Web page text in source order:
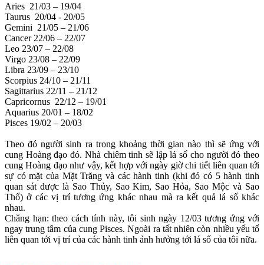
Aries 21/03 – 19/04
Taurus 20/04 - 20/05
Gemini 21/05 – 21/06
Cancer 22/06 – 22/07
Leo 23/07 – 22/08
Virgo 23/08 – 22/09
Libra 23/09 – 23/10
Scorpius 24/10 – 21/11
Sagittarius 22/11 – 21/12
Capricornus 22/12 – 19/01
Aquarius 20/01 – 18/02
Pisces 19/02 – 20/03
Theo đó người sinh ra trong khoảng thời gian nào thì sẽ ứng với
cung Hoàng đạo đó. Nhà chiêm tinh sẽ lập lá số cho người đó theo
cung Hoàng đạo như vậy, kết hợp với ngày giờ chi tiết liên quan tới
sự có mặt của Mặt Trăng và các hành tinh (khi đó có 5 hành tinh
quan sát được là Sao Thủy, Sao Kim, Sao Hỏa, Sao Mộc và Sao
Thổ) ở các vị trí tương ứng khác nhau mà ra kết quả lá số khác
nhau.
Chẳng hạn: theo cách tính này, tôi sinh ngày 12/03 tương ứng với
ngay trung tâm của cung Pisces. Ngoài ra tất nhiên còn nhiều yếu tố
liên quan tới vị trí của các hành tinh ảnh hưởng tới lá số của tôi nữa.